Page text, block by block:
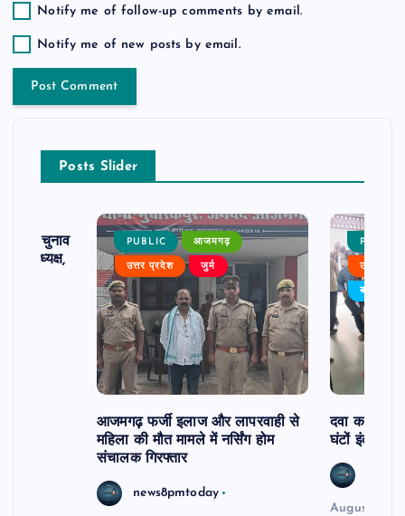
Notify me of follow-up comments by email.
Notify me of new posts by email.
Posts Slider
का चुनाव
बने अध्यक्ष,
PUBLIC आजमगढ़
उत्तर प्रदेश जुर्म
आजमगढ़ फर्जी इलाज और लापरवाही से
महिला की मौत मामले में नर्सिंग होम
संचालक गिरफ्तार
news8pmtoday
PUBLIC
उत्तर
बड़ी खबर
दवा कक्ष में
घंटों इंतजार
August 6,